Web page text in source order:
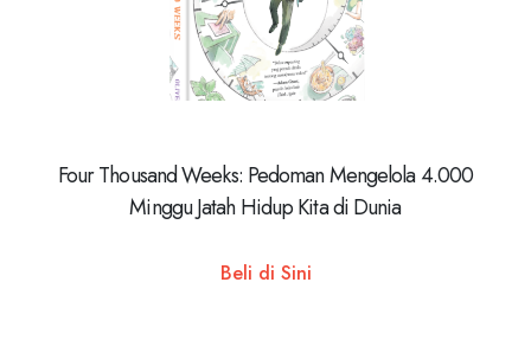
Four Thousand Weeks: Pedoman Mengelola 4.000
Minggu Jatah Hidup Kita di Dunia
Beli di Sini